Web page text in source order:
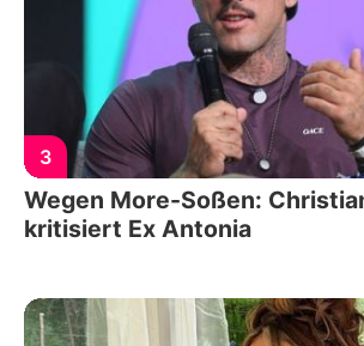
3
Wegen More-Soßen:
kritisiert Ex Antonia